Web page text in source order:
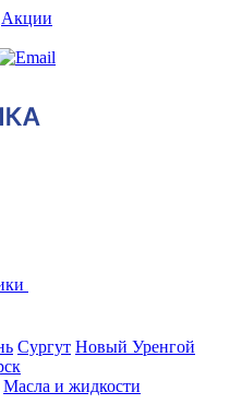
Акции
Сургут Новый Уренгой
Масла и жидкости